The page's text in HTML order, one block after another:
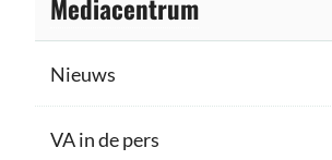
Mediacentrum
Nieuws
VA in de pers